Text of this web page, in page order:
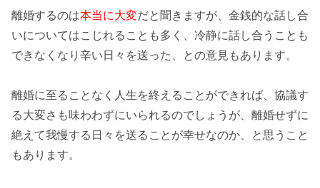
離婚するのは本当に大変だと聞きますが、金銭的な話し合
いについてはこじれることも多く、冷静に話し合うことも
できなくなり 辛い日々 を送った、との意見もあります。
離婚に至ることなく人生を終えることができれば、協議す
る大変さも味わわずにいられるのでしょうが、離婚せずに
絶えて我慢する日々を送ることが幸せなのか、と思うこと
もあります。